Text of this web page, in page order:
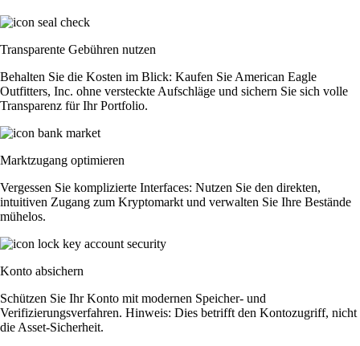
Transparente Gebühren nutzen
Behalten Sie die Kosten im Blick: Kaufen Sie American Eagle
Outfitters, Inc. ohne versteckte Aufschläge und sichern Sie sich volle
Transparenz für Ihr Portfolio.
Marktzugang optimieren
Vergessen Sie komplizierte Interfaces: Nutzen Sie den direkten,
intuitiven Zugang zum Kryptomarkt und verwalten Sie Ihre Bestände
mühelos.
Konto absichern
Schützen Sie Ihr Konto mit modernen Speicher- und
Verifizierungsverfahren. Hinweis: Dies betrifft den Kontozugriff, nicht
die Asset-Sicherheit.